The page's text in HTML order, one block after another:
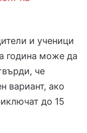
и ученици
година може да
че
вариант, ако
до 15